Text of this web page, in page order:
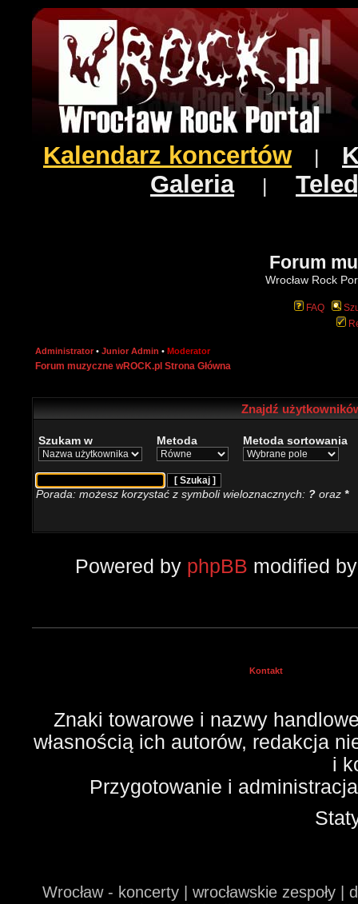
Kalendarz koncertów
Galeria|
Forum
Wrocław Rock
FAQ
Administrator • Junior Admin • Moderator
Forum muzyczne wROCK.pl Strona Główna
Znajdź
Szukam w Metoda Metoda sortowania
Porada: możesz korzystać z symboli wieloznacznych: ? oraz *
Powered by phpBB modified
Kontakt
Znaki towarowe i nazwy
własnością ich autorów, redakcja
i
Przygotowanie i
Wrocław - koncerty | wrocławskie zespoły